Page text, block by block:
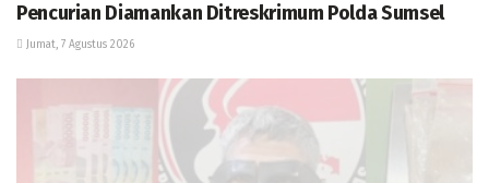
Pencurian Diamankan Ditreskrimum Polda Sumsel
Jumat, 7 Agustus 2026